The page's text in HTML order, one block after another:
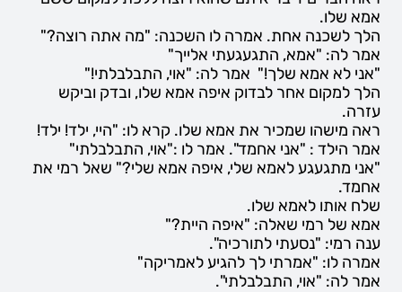
אמא שלו.
הלך לשכנה אחת. אמרה לו השכנה: "מה אתה רוצה?"
אמר לה: "אמא, התגעגעתי אלייך"
"אני לא אמא שלך!" אמר לה: "אוי, התבלבלתי!"
הלך למקום אחר לבדוק איפה אמא שלו, ובדק וביקש
עזרה.
ראה מישהו שמכיר את אמא שלו. קרא לו: "היי, ילד! ילד!
אמר הילד : "אני אחמד". אמר לו :"אוי, התבלבלתי"
"אני מתגעגע לאמא שלי, איפה אמא שלי?" שאל רמי את
אחמד.
שלח אותו לאמא שלו.
אמא של רמי שאלה: "איפה היית?"
ענה רמי: "נסעתי לתורכיה".
אמרה לו: "אמרתי לך להגיע לאמריקה"
אמר לה: "אוי, התבלבלתי".